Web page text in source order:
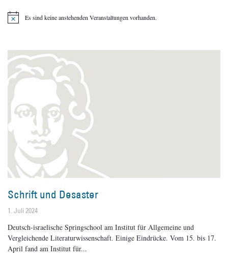
HinweisEs sind keine anstehenden Veranstaltungen vorhanden.
Schrift und Desaster
1. Juli 2024
Deutsch-israelische Springschool am Institut für Allgemeine und
Vergleichende Literaturwissenschaft. Einige Eindrücke. Vom 15. bis 17.
April fand am Institut für